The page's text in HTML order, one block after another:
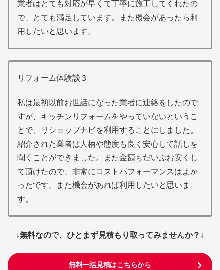
業者はとても対応が早くて丁寧に施工してくれたの
で、とても満足しています。また機会があったら利
用したいと思います。
リフォーム体験談３
私は最初以前お世話になった業者に連絡をしたので
すが、キッチンリフォームをやっていないというこ
とで、リショップナビを利用することにしました。
紹介された業者は人柄や態度も良く安心して話しを
聞くことができました。また金額もだいぶお安くし
て頂けたので、非常にコストパフォーマンスはよか
ったです。また機会があれば利用したいと思いま
す。
↓無料なので、ひとまず見積もり取ってみませんか？↓
無料一括見積はこちらから